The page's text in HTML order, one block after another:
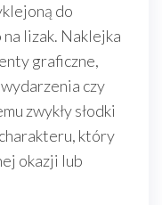
do
lizak. Naklejka
graficzne,
czy
zwykły słodki
który
okazji lub